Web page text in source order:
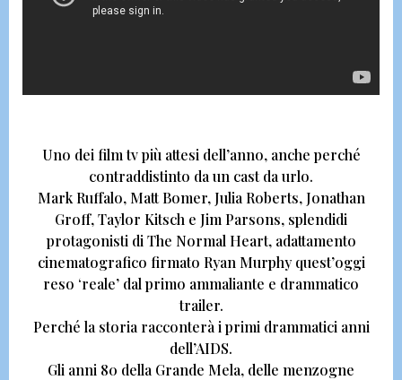
Uno dei film tv più attesi dell’anno, anche perché
contraddistinto da un cast da urlo.
Mark Ruffalo, Matt Bomer, Julia Roberts, Jonathan
Groff, Taylor Kitsch e Jim Parsons, splendidi
protagonisti di The Normal Heart,adattamento
cinematografico firmato Ryan Murphyquest’oggi
reso ‘reale’ dal primo ammaliante e drammatico
trailer.
Perché la storia racconterà i primi drammatici anni
dell’AIDS.
Gli anni 80 della Grande Mela, delle menzogne